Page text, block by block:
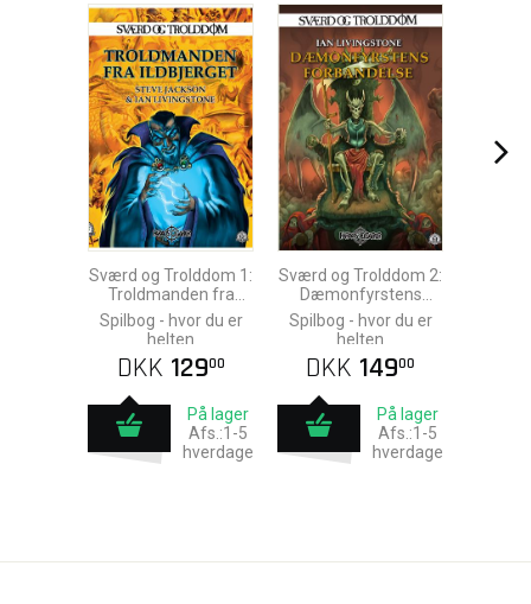
Sværd og Trolddom 1:
Troldmanden fra
Ildbjerget
Spilbog - hvor du er
helten
DKK 12900
På lager
Afs.:1-5
hverdage
Sværd og Trolddom 2:
Dæmonfyrstens
Forbandelse
Spilbog - hvor du er
helten
DKK 14900
På lager
Afs.:1-5
hverdage